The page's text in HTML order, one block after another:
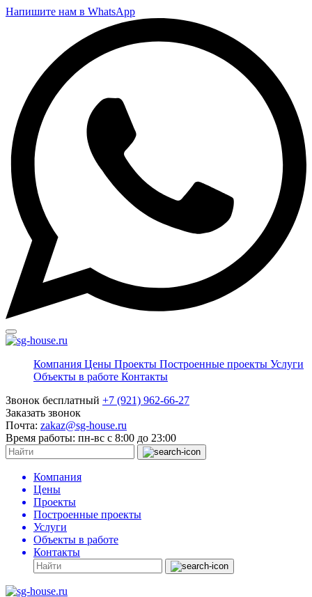
Напишите нам в WhatsApp
Компания Цены Проекты Построенные проекты Услуги
Объекты в работе Контакты
Звонок бесплатный +7 (921) 962-66-27
Заказать звонок
Почта: zakaz@sg-house.ru
Время работы: пн-вс с 8:00 до 23:00
Компания
Цены
Проекты
Построенные проекты
Услуги
Объекты в работе
Контакты